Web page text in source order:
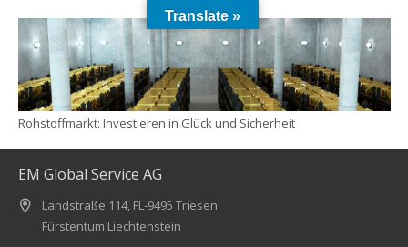
Rohstoffmarkt: Investieren in Glück und Sicherheit
EM Global Service AG
Landstraße 114, FL-9495 Triesen
Fürstentum Liechtenstein
Translate »